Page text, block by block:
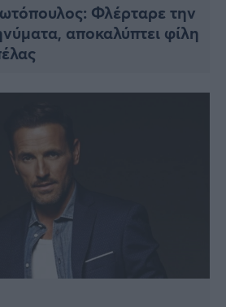
Φλέρταρε την
αποκαλύπτει φίλη